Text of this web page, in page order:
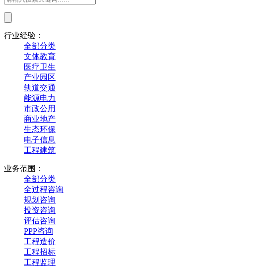
行业经验：
全部分类
文体教育
医疗卫生
产业园区
轨道交通
能源电力
市政公用
商业地产
生态环保
电子信息
工程建筑
业务范围：
全部分类
全过程咨询
规划咨询
投资咨询
评估咨询
PPP咨询
工程造价
工程招标
工程监理